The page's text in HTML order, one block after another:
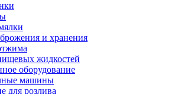
и хранения
жидкостей
оборудование
машины
для розлива